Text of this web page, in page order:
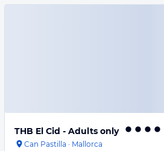
THB El Cid - Adults only
Can Pastilla · Mallorca